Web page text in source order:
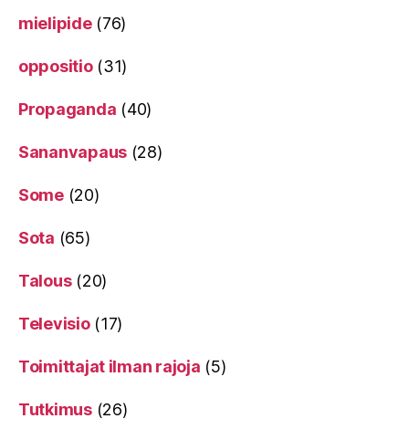
mielipide(76)
oppositio(31)
Propaganda (40)
Sananvapaus (28)
Some(20)
Sota (65)
Talous(20)
Televisio(17)
Toimittajat ilman rajoja (5)
Tutkimus(26)